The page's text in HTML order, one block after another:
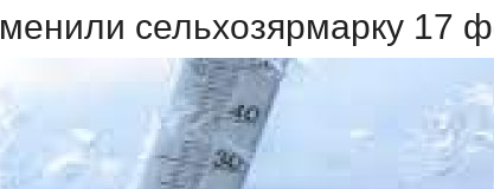
сельхозярмарку 17